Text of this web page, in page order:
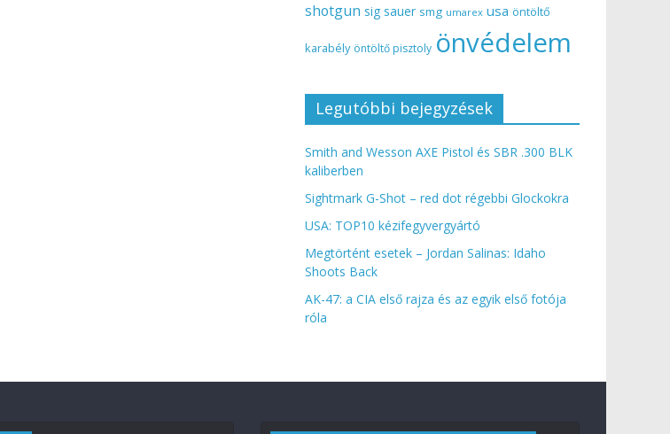
shotgun sig sauer smg umarex usa öntöltő
karabély öntöltő pisztoly önvédelem
Legutóbbi bejegyzések
Smith and Wesson AXE Pistol és SBR .300 BLK
kaliberben
Sightmark G-Shot – red dot régebbi Glockokra
USA: TOP10 kézifegyvergyártó
Megtörtént esetek – Jordan Salinas: Idaho
Shoots Back
AK-47: a CIA első rajza és az egyik első fotója
róla